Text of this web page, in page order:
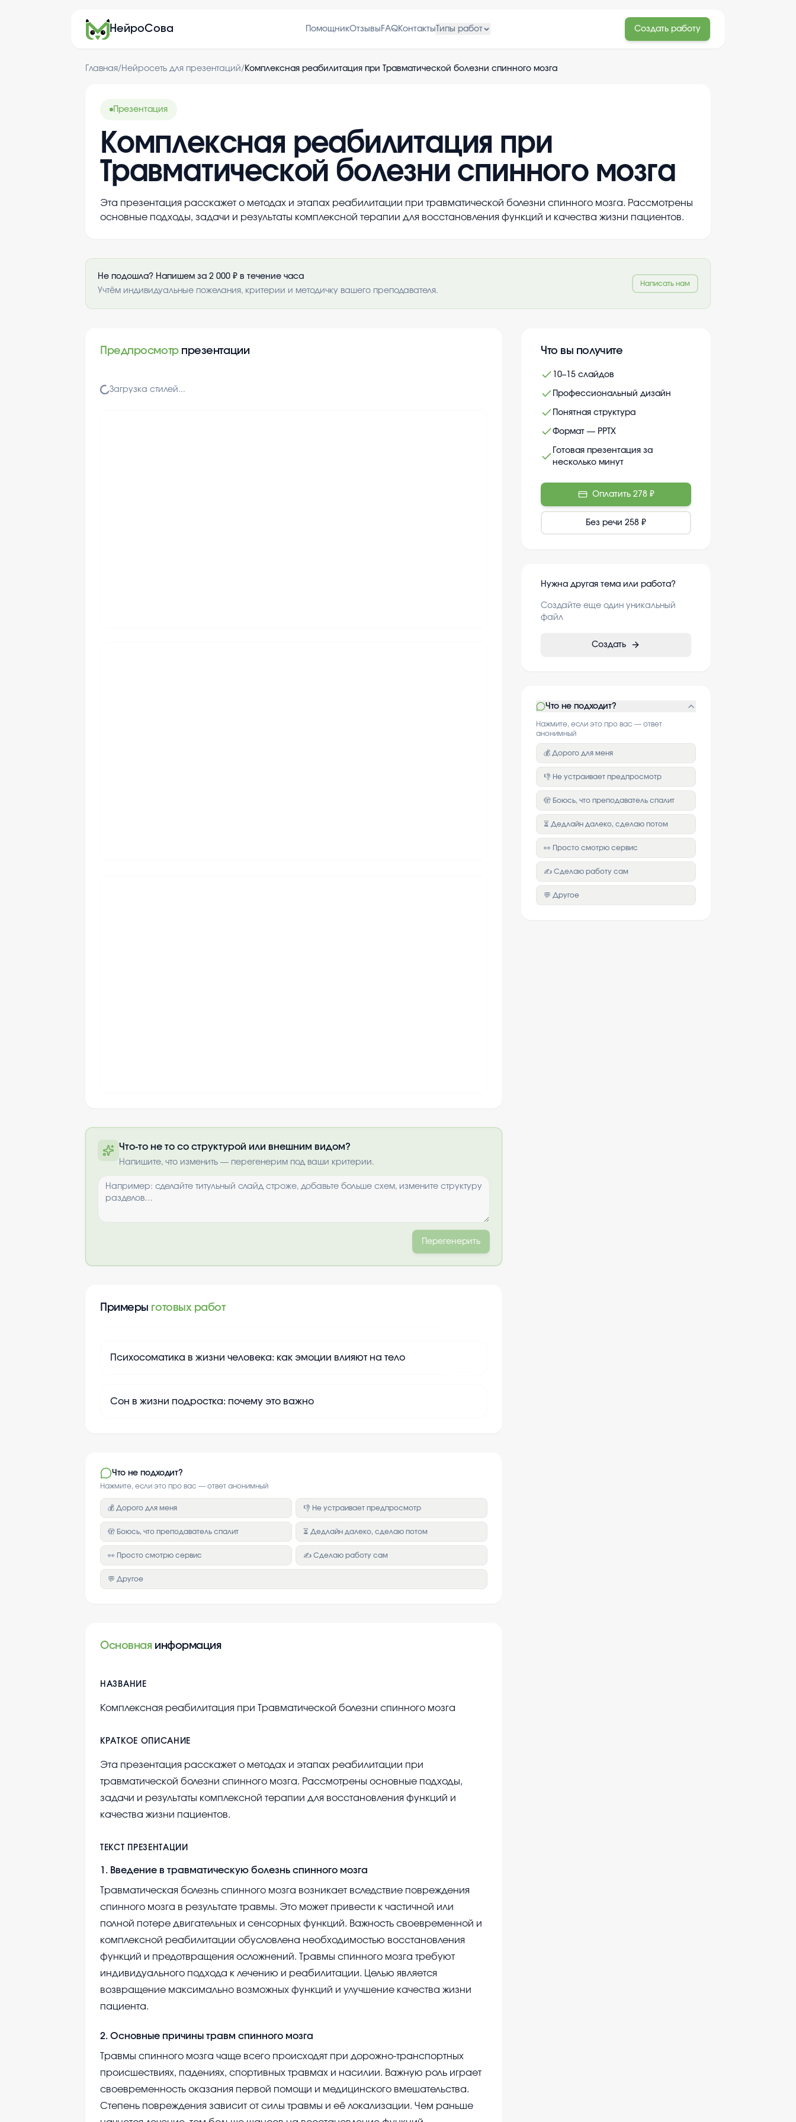
НейроСова ПомощникОтзывы FAQКонтакты Типы работ Создать работу
Главная/ Нейросеть для презентаций/ Комплексная реабилитация при Травматической болезни спинного мозга
Презентация
Комплексная реабилитация при
Травматической болезни спинного мозга
Эта презентация расскажет о методах и этапах реабилитации при травматической болезни спинного мозга. Рассмотрены
основные подходы, задачи и результаты комплексной терапии для восстановления функций и качества жизни пациентов.
Не подошла? Напишем за 2 000 ₽ в течение часа
Учтём индивидуальные пожелания, критерии и методичку вашего преподавателя.
Написать нам
Предпросмотр презентации
Загрузка стилей...
Полную презентацию можно получить по
почте после оплаты
Выбрать опции
Что-то не то со структурой или внешним видом?
Напишите, что изменить — перегенерим под ваши критерии.
Перегенерить
Примеры готовых работ
Психосоматика в жизни человека: как эмоции влияют на тело
Сон в жизни подростка: почему это важно
Что не подходит?
Нажмите, если это про вас — ответ анонимный
💰 Дорого для меня 👎 Не устраивает предпросмотр
🫣 Боюсь, что преподаватель спалит ⏳ Дедлайн далеко, сделаю потом
👀 Просто смотрю сервис ✍️ Сделаю работу сам
💬 Другое
Основная информация
НАЗВАНИЕ
Комплексная реабилитация при Травматической болезни спинного мозга
КРАТКОЕ ОПИСАНИЕ
Эта презентация расскажет о методах и этапах реабилитации при
травматической болезни спинного мозга. Рассмотрены основные подходы,
задачи и результаты комплексной терапии для восстановления функций и
качества жизни пациентов.
ТЕКСТ ПРЕЗЕНТАЦИИ
1 . Введение в травматическую болезнь спинного мозга
Травматическая болезнь спинного мозга возникает вследствие повреждения
спинного мозга в результате травмы. Это может привести к частичной или
полной потере двигательных и сенсорных функций. Важность своевременной и
комплексной реабилитации обусловлена необходимостью восстановления
функций и предотвращения осложнений. Травмы спинного мозга требуют
индивидуального подхода к лечению и реабилитации. Целью является
возвращение максимально возможных функций и улучшение качества жизни
пациента.
2. Основные причины травм спинного мозга
Травмы спинного мозга чаще всего происходят при дорожно-транспортных
происшествиях, падениях, спортивных травмах и насилии. Важную роль играет
своевременность оказания первой помощи и медицинского вмешательства.
Степень повреждения зависит от силы травмы и её локализации. Чем раньше
Что вы получите
10–15 слайдов
Профессиональный дизайн
Понятная структура
Формат — PPTX
Готовая презентация за
несколько минут
Оплатить 278 ₽
Без речи 258 ₽
Нужна другая тема или работа?
Создайте еще один уникальный
файл
Создать
Что не подходит?
Нажмите, если это про вас — ответ
анонимный
💰 Дорого для меня
👎 Не устраивает предпросмотр
🫣 Боюсь, что преподаватель спалит
⏳ Дедлайн далеко, сделаю потом
👀 Просто смотрю сервис
✍️ Сделаю работу сам
💬 Другое